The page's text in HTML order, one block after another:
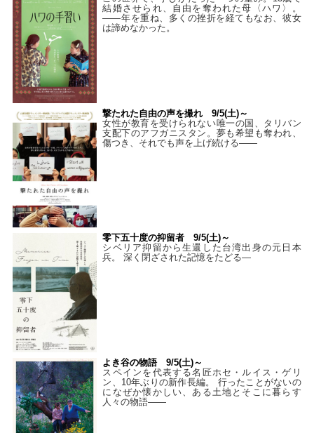
結婚させられ、自由を奪われた母〈ハワ〉。
——年を重ね、多くの挫折を経てもなお、彼女
は諦めなかった。
撃たれた自由の声を撮れ 9/5(土)～
女性が教育を受けられない唯一の国、タリバン
支配下のアフガニスタン。夢も希望も奪われ、
傷つき、それでも声を上げ続ける——
零下五十度の抑留者 9/5(土)～
シベリア抑留から生還した台湾出身の元日本
兵。 深く閉ざされた記憶をたどる—
よき谷の物語 9/5(土)～
スペインを代表する名匠ホセ・ルイス・ゲリ
ン、10年ぶりの新作長編。 行ったことがないの
になぜか懐かしい、ある土地とそこに暮らす
人々の物語――